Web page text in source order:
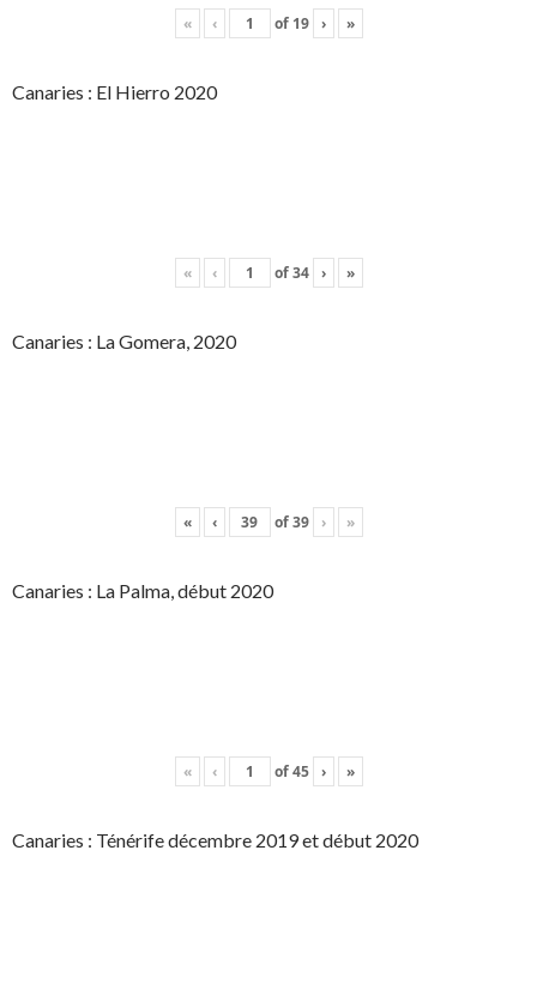
« ‹ of 19 › »
Canaries : El Hierro 2020
« ‹ of34 › »
Canaries : La Gomera, 2020
« ‹ of39 › »
Canaries : La Palma, début 2020
« ‹ of45 › »
Canaries : Ténérife décembre 2019 et début 2020